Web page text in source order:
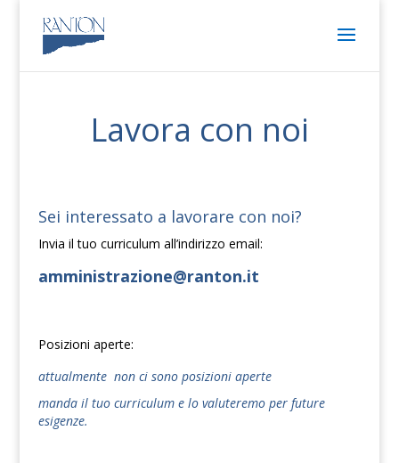
Lavora con noi
Sei interessato a lavorare con noi?
Invia il tuo curriculum all’indirizzo email:
amministrazione@ranton.it
Posizioni aperte:
attualmente non ci sono posizioni aperte
manda il tuo curriculum e lo valuteremo per future
esigenze.